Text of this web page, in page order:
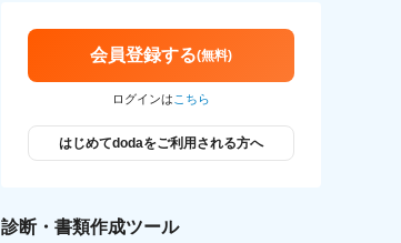
転職セミナー動画会員登録する(無料)
ログインは こちら
はじめてdodaをご利用される方へ
診断・書類作成ツール